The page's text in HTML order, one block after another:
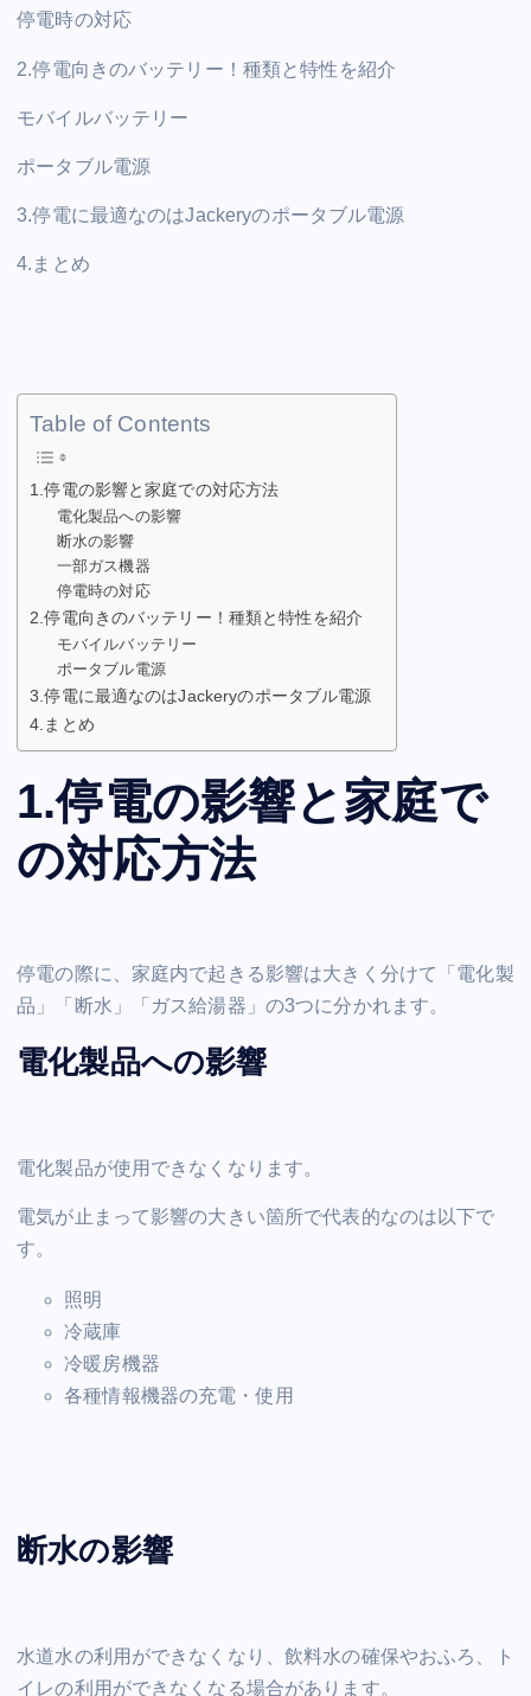
停電時の対応
2.停電向きのバッテリー！種類と特性を紹介
モバイルバッテリー
ポータブル電源
3.停電に最適なのはJackeryのポータブル電源
4.まとめ
Table of Contents
1.停電の影響と家庭での対応方法
電化製品への影響
断水の影響
一部ガス機器
停電時の対応
2.停電向きのバッテリー！種類と特性を紹介
モバイルバッテリー
ポータブル電源
3.停電に最適なのはJackeryのポータブル電源
4.まとめ
1.停電の影響と家庭で
の対応方法
停電の際に、家庭内で起きる影響は大きく分けて「電化製
品」「断水」「ガス給湯器」の3つに分かれます。
電化製品への影響
電化製品が使用できなくなります。
電気が止まって影響の大きい箇所で代表的なのは以下で
す。
照明
冷蔵庫
冷暖房機器
各種情報機器の充電・使用
断水の影響
水道水の利用ができなくなり、飲料水の確保やおふろ、ト
イレの利用ができなくなる場合があります。